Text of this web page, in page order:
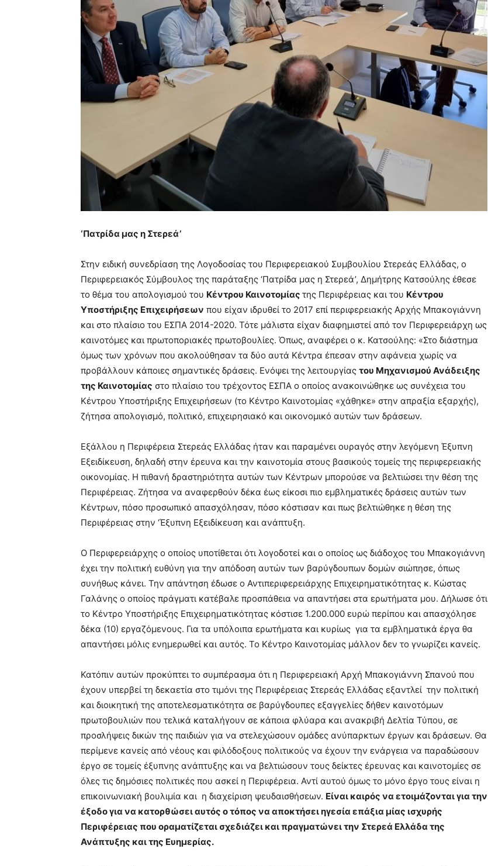
‘Πατρίδα μας η Στερεά’
Στην ειδική συνεδρίαση της Λογοδοσίας του Περιφερειακού Συμβουλίου Στερεάς Ελλάδας, ο
Περιφερειακός Σύμβουλος της παράταξης ‘Πατρίδα μας η Στερεά’, Δημήτρης Κατσούλης έθεσε
το θέμα του απολογισμού του Κέντρου Καινοτομίας της Περιφέρειας και του Κέντρου
Υποστήριξης Επιχειρήσεων που είχαν ιδρυθεί το 2017 επί περιφερειακής Αρχής Μπακογιάννη
και στο πλαίσιο του ΕΣΠΑ 2014-2020. Τότε μάλιστα είχαν διαφημιστεί από τον Περιφερειάρχη ως
καινοτόμες και πρωτοποριακές πρωτοβουλίες. Όπως, αναφέρει ο κ. Κατσούλης: «Στο διάστημα
όμως των χρόνων που ακολούθησαν τα δύο αυτά Κέντρα έπεσαν στην αφάνεια χωρίς να
προβάλλουν κάποιες σημαντικές δράσεις. Ενόψει της λειτουργίας του Μηχανισμού Ανάδειξης
της Καινοτομίας στο πλαίσιο του τρέχοντος ΕΣΠΑ ο οποίος ανακοινώθηκε ως συνέχεια του
Κέντρου Υποστήριξης Επιχειρήσεων (το Κέντρο Καινοτομίας «χάθηκε» στην απραξία εξαρχής),
ζήτησα απολογισμό, πολιτικό, επιχειρησιακό και οικονομικό αυτών των δράσεων.
Εξάλλου η Περιφέρεια Στερεάς Ελλάδας ήταν και παραμένει ουραγός στην λεγόμενη Έξυπνη
Εξειδίκευση, δηλαδή στην έρευνα και την καινοτομία στους βασικούς τομείς της περιφερειακής
οικονομίας. Η πιθανή δραστηριότητα αυτών των Κέντρων μπορούσε να βελτιώσει την θέση της
Περιφέρειας. Ζήτησα να αναφερθούν δέκα έως είκοσι πιο εμβληματικές δράσεις αυτών των
Κέντρων, πόσο προσωπικό απασχόλησαν, πόσο κόστισαν και πως βελτιώθηκε η θέση της
Περιφέρειας στην ‘Έξυπνη Εξειδίκευση και ανάπτυξη.
Ο Περιφερειάρχης ο οποίος υποτίθεται ότι λογοδοτεί και ο οποίος ως διάδοχος του Μπακογιάννη
έχει την πολιτική ευθύνη για την απόδοση αυτών των βαρύγδουπων δομών σιώπησε, όπως
συνήθως κάνει. Την απάντηση έδωσε ο Αντιπεριφερειάρχης Επιχειρηματικότητας κ. Κώστας
Γαλάνης ο οποίος πράγματι κατέβαλε προσπάθεια να απαντήσει στα ερωτήματα μου. Δήλωσε ότι
το Κέντρο Υποστήριξης Επιχειρηματικότητας κόστισε 1.200.000 ευρώ περίπου και απασχόλησε
δέκα (10) εργαζόμενους. Για τα υπόλοιπα ερωτήματα και κυρίως για τα εμβληματικά έργα θα
απαντήσει μόλις ενημερωθεί και αυτός. Το Κέντρο Καινοτομίας μάλλον δεν το γνωρίζει κανείς.
Κατόπιν αυτών προκύπτει το συμπέρασμα ότι η Περιφερειακή Αρχή Μπακογιάννη Σπανού που
έχουν υπερβεί τη δεκαετία στο τιμόνι της Περιφέρειας Στερεάς Ελλάδας εξαντλεί την πολιτική
και διοικητική της αποτελεσματικότητα σε βαρύγδουπες εξαγγελίες δήθεν καινοτόμων
πρωτοβουλιών που τελικά καταλήγουν σε κάποια φλύαρα και ανακριβή Δελτία Τύπου, σε
προσλήψεις δικών της παιδιών για να στελεχώσουν ομάδες ανύπαρκτων έργων και δράσεων. Θα
περίμενε κανείς από νέους και φιλόδοξους πολιτικούς να έχουν την ενάργεια να παραδώσουν
έργο σε τομείς έξυπνης ανάπτυξης και να βελτιώσουν τους δείκτες έρευνας και καινοτομίες σε
όλες τις δημόσιες πολιτικές που ασκεί η Περιφέρεια. Αντί αυτού όμως το μόνο έργο τους είναι η
επικοινωνιακή βουλιμία και η διαχείριση ψευδαισθήσεων. Είναι καιρός να ετοιμάζονται για την
έξοδο για να κατορθώσει αυτός ο τόπος να αποκτήσει ηγεσία επάξια μίας ισχυρής
Περιφέρειας που οραματίζεται σχεδιάζει και πραγματώνει την Στερεά Ελλάδα της
Ανάπτυξης και της Ευημερίας.